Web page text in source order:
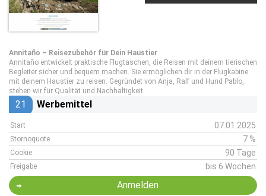
Annitaño – Reisezubehör für Dein Haustier
Annitaño entwickelt praktische Flugtaschen, die Reisen mit deinem tierischen
Begleiter sicher und bequem machen. Sie ermöglichen dir in der Flugkabine
mit deinem Haustier zu reisen. Gegründet von Anja, Ralf und Hund Pablo,
stehen wir für Qualität und Nachhaltigkeit.
21 Werbemittel
Start 07.01.2025
Stornoquote 7 %
Cookie 90 Tage
Freigabe bis 6 Wochen
Anmelden